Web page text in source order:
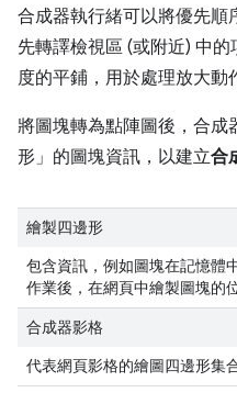
合成器執行緒可以將優先順
先轉譯檢視區 (或附近) 中
度的平鋪，用於處理放大動
將圖塊轉為點陣圖後，合成
形」 的圖塊資訊，以建立合
繪製四邊形
包含資訊，例如圖塊在記憶體
作業後，在網頁中繪製圖塊的位
合成器影格
代表網頁影格的繪圖四邊形集合